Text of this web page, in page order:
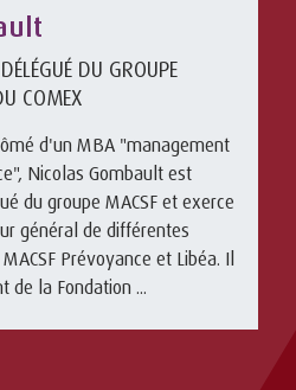
DU GROUPE
COMEX
d'un MBA "management
Nicolas Gombault est
du groupe MACSF et exerce
général de différentes
Prévoyance et Libéa. Il
de la Fondation ...